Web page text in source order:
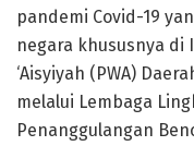
pandemi Covid-19
negara khususnya di
‘Aisyiyah (PWA)
melalui Lembaga
Penanggulangan